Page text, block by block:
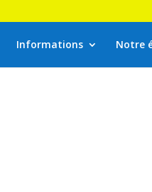
Informations Notre